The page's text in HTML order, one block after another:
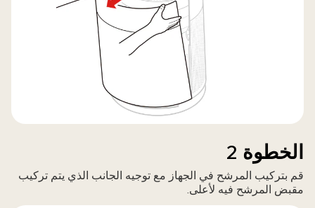
الخطوة 2
قم بتركيب المرشح في الجهاز مع توجيه الجانب الذي يتم تركيب
مقبض المرشح فيه لأعلى.